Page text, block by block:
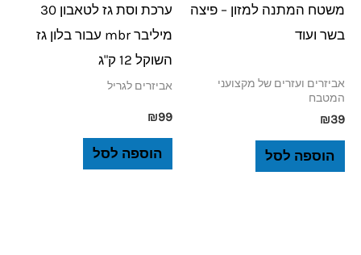
משטח המתנה למזון – פיצה
בשר ועוד
אביזרים ועזרים של מקצועני
המטבח
₪39
הוספה לסל
ערכת וסת גז לטאבון 30
מיליבר mbr עבור בלון גז
השוקל 12 ק"ג
אביזרים לגריל
₪99
הוספה לסל